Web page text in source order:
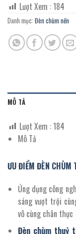
Lượt Xem :184
Danh mục: Đèn chùm nến
MÔ TẢ
Lượt Xem :184
Mô Tả
ƯU ĐIỂM ĐÈN
Ứng dụng công
sáng vượt trội
vô cùng chân thực
Đèn chùm thuỷ